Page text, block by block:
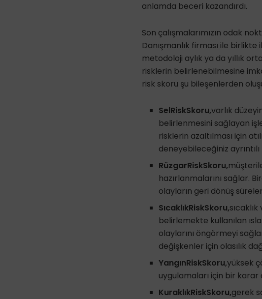
anlamda beceri kazandırdı.
Son çalışmalarımızın odak
Danışmanlık firması ile
metodoloji aylık ya da yıllık
risklerin belirlenebilmesine
risk skoru şu bileşenlerden
SelRiskSkoru,varlık
belirlenmesini sağlayan
risklerin azaltılması için
deneyebileceğiniz
RüzgarRiskSkoru,
hazırlanmalarını sağlar.
olayların geri dönüş
SıcaklıkRiskSkoru,
belirlemekte kullanılan
olaylarını öngörmeyi
değişkenler için olasılık
YangınRiskSkoru,yüksek
uygulamaları için bir
KuraklıkRiskSkoru,gerek